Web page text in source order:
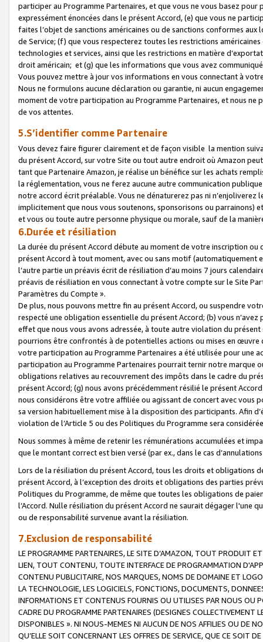
participer au Programme Partenaires, et que vous ne vous basez
expressément énoncées dans le présent Accord, (e) que vous ne
faites l’objet de sanctions américaines ou de sanctions conformes
de Service; (f) que vous respecterez toutes les restrictions
technologies et services, ainsi que les restrictions en matière
droit américain; et (g) que les informations que vous avez
Vous pouvez mettre à jour vos informations en vous connectant à
Nous ne formulons aucune déclaration ou garantie, ni aucun
moment de votre participation au Programme Partenaires, et nous
de vos attentes.
5.S’identifier comme Partenaire
Vous devez faire figurer clairement et de façon visible la mention
du présent Accord, sur votre Site ou tout autre endroit où Amazon
tant que Partenaire Amazon, je réalise un bénéfice sur les achats
la réglementation, vous ne ferez aucune autre communication
notre accord écrit préalable. Vous ne dénaturerez pas ni
implicitement que nous vous soutenons, sponsorisons ou parrainons)
et vous ou toute autre personne physique ou morale, sauf de la
6.Durée et résiliation
La durée du présent Accord débute au moment de votre inscription
présent Accord à tout moment, avec ou sans motif (automatiquement
l’autre partie un préavis écrit de résiliation d’au moins 7 jours
préavis de résiliation en vous connectant à votre compte sur le Site
Paramètres du Compte ».
De plus, nous pouvons mettre fin au présent Accord, ou suspendre
respecté une obligation essentielle du présent Accord; (b) vous
effet que nous vous avons adressée, à toute autre violation du
pourrions être confrontés à de potentielles actions ou mises en
votre participation au Programme Partenaires a été utilisée pour une
participation au Programme Partenaires pourrait ternir notre marque
obligations relatives au recouvrement des impôts dans le cadre du
présent Accord; (g) nous avons précédemment résilié le présent
nous considérons être votre affiliée ou agissant de concert avec vous
sa version habituellement mise à la disposition des participants. Afin
violation de l’Article 5 ou des Politiques du Programme sera
Nous sommes à même de retenir les rémunérations accumulées et
que le montant correct est bien versé (par ex., dans le cas
Lors de la résiliation du présent Accord, tous les droits et obligations
présent Accord, à l’exception des droits et obligations des parties
Politiques du Programme, de même que toutes les obligations de
l’Accord. Nulle résiliation du présent Accord ne saurait dégager l'une
ou de responsabilité survenue avant la résiliation.
7.Exclusion de responsabilité
LE PROGRAMME PARTENAIRES, LE SITE D’AMAZON, TOUT PRODUIT
LIEN, TOUT CONTENU, TOUTE INTERFACE DE PROGRAMMATION
CONTENU PUBLICITAIRE, NOS MARQUES, NOMS DE DOMAINE ET
LA TECHNOLOGIE, LES LOGICIELS, FONCTIONS, DOCUMENTS,
INFORMATIONS ET CONTENUS FOURNIS OU UTILISES PAR NOUS OU
CADRE DU PROGRAMME PARTENAIRES (DESIGNES COLLECTIVEMENT
DISPONIBLES ». NI NOUS-MEMES NI AUCUN DE NOS AFFILIES OU DE
QU’ELLE SOIT CONCERNANT LES OFFRES DE SERVICE, QUE CE SOIT